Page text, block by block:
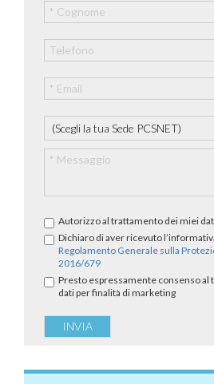
Autorizzo al trattamento dei miei
Dichiaro di aver ricevuto
Regolamento Generale sulla
2016/679
Presto espressamente consenso
dati per finalità di marketing